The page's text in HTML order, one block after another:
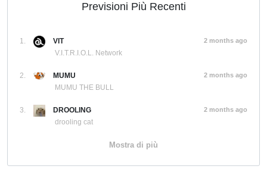
Previsioni Più Recenti
1.
VIT
V.I.T.R.I.O.L. Network
2 months ago
2.
MUMU
MUMU THE BULL
2 months ago
3.
DROOLING
drooling cat
2 months ago
Mostra di più